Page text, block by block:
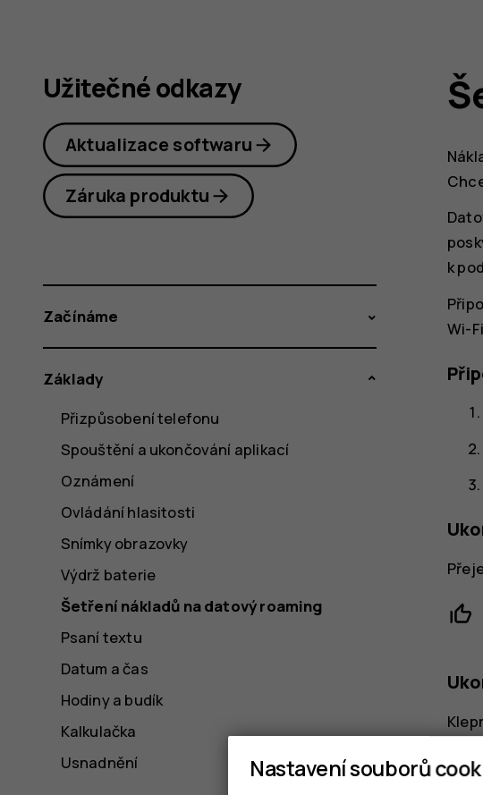
k
Wi-
Užitečné odkazy
Aktualizace softwaru
Záruka produktu
Začínáme
Základy
Přizpůsobení telefonu
Spouštění a ukončování aplikací
Oznámení
Ovládání hlasitosti
Snímky obrazovky
Výdrž baterie
Šetření nákladů na datový roaming
Psaní textu
Datum a čas
Hodiny a budík
Kalkulačka
Usnadnění
Nastavení souborů